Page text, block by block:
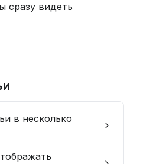
сразу видеть
в несколько